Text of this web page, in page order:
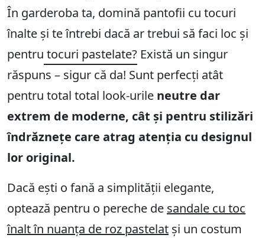
În garderoba ta, domină pantofii cu tocuri
înalte și te întrebi dacă ar trebui să faci loc și
pentru tocuri pastelate? Există un singur
răspuns – sigur că da! Sunt perfecți atât
pentru total total look-urile neutre dar
extrem de moderne, cât și pentru stilizări
îndrăznețe care atrag atenția cu designul
lor original.
Dacă ești o fană a simplității elegante,
optează pentru o pereche de sandale cu toc
înalt în nuanța de roz pastelat și un costum